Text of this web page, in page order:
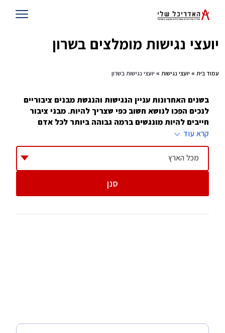
יועצי נגישות מומלצים בשרון
עמוד בית » יועצי נגישות » יועצי נגישות בשרון
בשנים האחרונות עניין הנגישות והנגשת מבנים ציבוריים
לנכים הפכו לנושא חשוב כפי שצריך להיות. מבני ציבור
חייבים להיות מונגשים ברמה גבוהה ביותר לכל אדם
במדינת ישראל
החל מאוגוסט 2009, התקנות מחייבות שהגשת בקשה להיתר
ואישור שכזה. זה אומר שאי אפשר לבנות בניינים חדשים ללא
קרא עוד
מכל הארץ
סנן